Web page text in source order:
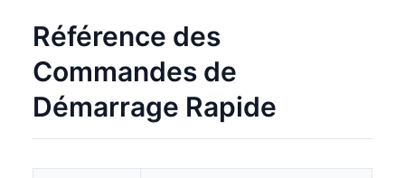
Référence des
Commandes de
Démarrage Rapide